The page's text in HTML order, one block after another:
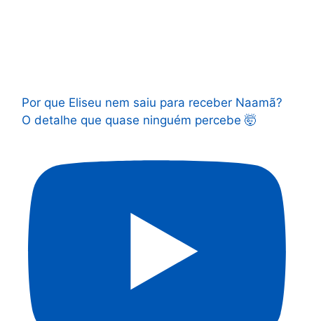
Por que Eliseu nem saiu para receber Naamã?
O detalhe que quase ninguém percebe 🤯